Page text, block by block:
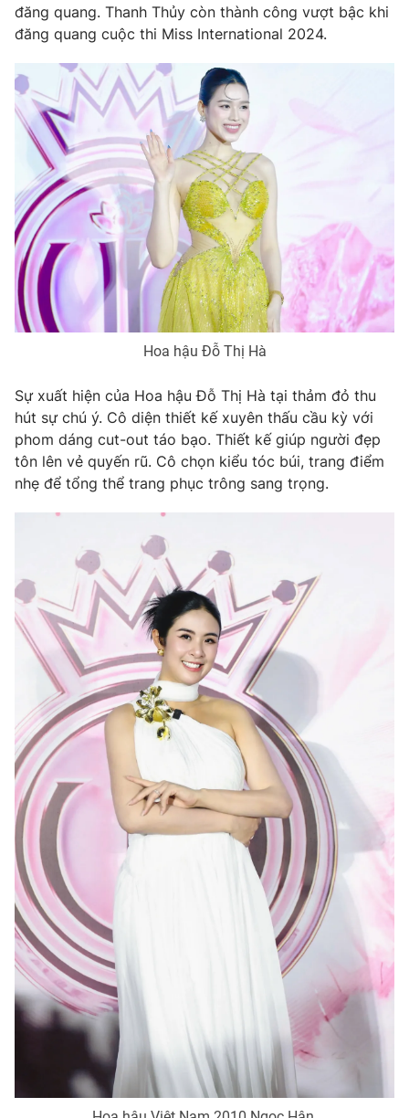
VTV Money VTV Thể thao
VTV Sức khoẻ Bất động sản
Thị trường 24h Tấm lòng Việt
VTV4 Vươn mình bằng AI
VTV9 VTV8
Liên hệ tòa soạn English
THỜI BÁO VTV
Theo dõi báo trên
Cơ quan chủ quản:
Đài Truyền hình Việt Nam
Cơ quan báo chí:
Thời báo VTV
Giấy phép hoạt động báo in và báo điện tử số 483/GP-BTTTT
cấp ngày 29/12/2023
Tổng Biên tập:Vũ Thanh Thủy
Phó Tổng Biên tập:Nguyễn Thị Mỹ Hạnh, Phạm Quốc Thắng,
Nguyễn Trọng Ninh
Tổng đài VTV:024.38 355 931 - 024.38 355 932
Ðiện thoại Thời báo VTV:024.66 897 897
Email:toasoan@vtv.vn
Liên hệ quảng cáo:
024-7300.7108
® Cấm sao chép dưới mọi hình thức nếu không có sự chấp
thuận bằng văn bản. Ghi rõ nguồn VTV.vn khi phát hành lại
thông tin từ website này.
đăng quang. Thanh Thủy còn thành công vượt bậc khi
đăng quang cuộc thi Miss International 2024.
Hoa hậu Đỗ Thị Hà
Sự xuất hiện của Hoa hậu Đỗ Thị Hà tại thảm đỏ thu
hút sự chú ý. Cô diện thiết kế xuyên thấu cầu kỳ với
phom dáng cut-out táo bạo. Thiết kế giúp người đẹp
tôn lên vẻ quyến rũ. Cô chọn kiểu tóc búi, trang điểm
nhẹ để tổng thể trang phục trông sang trọng.